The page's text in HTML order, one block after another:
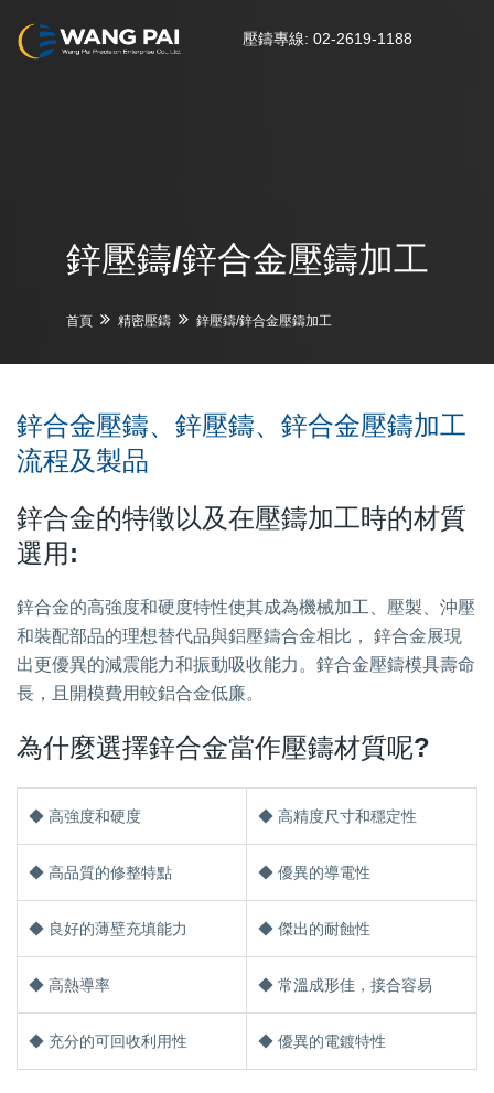
壓鑄專線: 02-2619-1188
鋅壓鑄/鋅合金壓鑄加工
首頁 精密壓鑄 鋅壓鑄/鋅合金壓鑄加工
鋅合金壓鑄、鋅壓鑄、鋅合金壓鑄加工
流程及製品
鋅合金的特徵以及在壓鑄加工時的材質
選用:
鋅合金的高強度和硬度特性使其成為機械加工、壓製、沖壓
和裝配部品的理想替代品與鋁壓鑄合金相比， 鋅合金展現
出更優異的減震能力和振動吸收能力。鋅合金壓鑄模具壽命
長，且開模費用較鋁合金低廉。
為什麼選擇鋅合金當作壓鑄材質呢?
◆ 高強度和硬度 ◆ 高精度尺寸和穩定性
◆ 高品質的修整特點 ◆ 優異的導電性
◆ 良好的薄壁充填能力 ◆ 傑出的耐蝕性
◆ 高熱導率 ◆ 常溫成形佳，接合容易
◆ 充分的可回收利用性 ◆ 優異的電鍍特性